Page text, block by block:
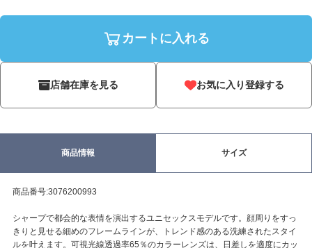
カートに入れる
店舗在庫を見る お気に入り登録する
商品情報 サイズ
商品番号:3076200993
シャープで都会的な表情を演出するユニセックスモデルです。顔周りをすっ
きりと見せる細めのフレームラインが、トレンド感のある洗練されたスタイ
ルを叶えます。可視光線透過率65％のカラーレンズは、日差しを適度にカッ